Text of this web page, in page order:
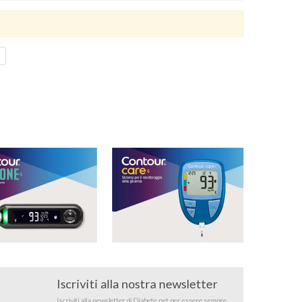
Iscriviti alla nostra newsletter
Iscriviti alla newsletter di Diabete.net per essere sempre